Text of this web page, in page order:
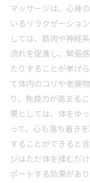
マッサージは、心身
いるリラクゼーショ
しては、筋肉や神経
流れを促進し、緊張
たりすることが挙げ
て体内のコリや老廃
り、免疫力が高まる
果としては、体をゆ
って、心も落ち着き
することができると
ジはただ体を揉むだ
ポートする効果があ